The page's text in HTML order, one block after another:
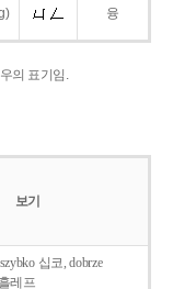
융
의 표기임.
보기
십코, dobrze
레프